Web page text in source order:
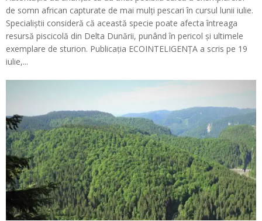
de somn african capturate de mai mulți pescari în cursul lunii iulie.
Specialiștii consideră că această specie poate afecta întreaga
resursă piscicolă din Delta Dunării, punând în pericol și ultimele
exemplare de sturion. Publicația ECOINTELIGENȚA a scris pe 19
iulie,...